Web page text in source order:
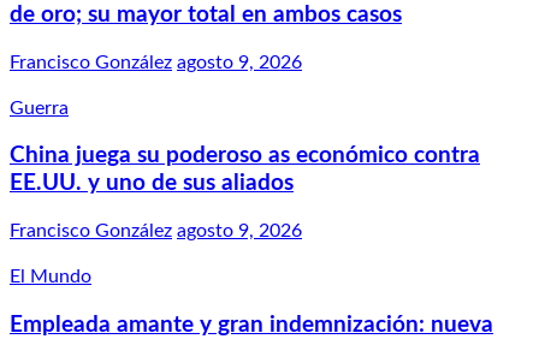
de oro; su mayor total en ambos casos
Francisco González agosto 9, 2026
Guerra
China juega su poderoso as económico contra
EE.UU. y uno de sus aliados
Francisco González agosto 9, 2026
El Mundo
Empleada amante y gran indemnización: nueva